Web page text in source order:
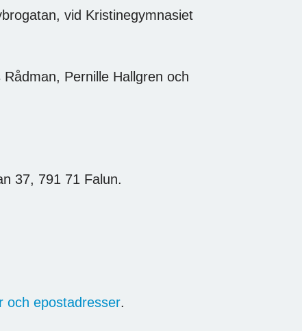
vid Kristinegymnasiet
Pernille Hallgren och
37, 791 71 Falun.
och epostadresser.